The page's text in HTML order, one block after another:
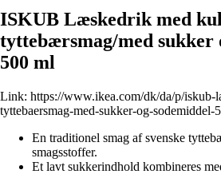
ISKUB Læskedrik med
tyttebærsmag/med sukker
500 ml
Link: https://www.ikea.com/dk/da/p/iskub-
tyttebaersmag-med-sukker-og-sodemiddel-
En traditionel smag af svenske
smagsstoffer.
Et lavt sukkerindhold kombineres